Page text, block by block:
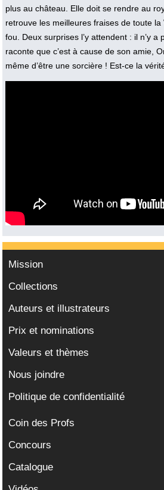
plus au château. Elle doit se rendre au
retrouve les meilleures fraises de toute
fou. Deux surprises l’y attendent : il n’y
raconte que c’est à cause de son amie,
même d’être une sorcière ! Est-ce la
Mission
Collections
Auteurs et illustrateurs
Prix et nominations
Valeurs et thèmes
Nous joindre
Politique de confidentialité
Coin des Profs
Concours
Catalogue